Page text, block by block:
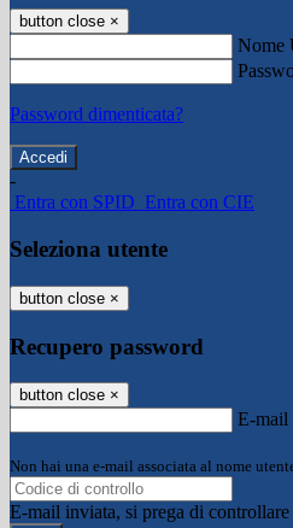
button close ×
Nome
Password dimenticata?
-
Entra con SPID Entra con CIE
Seleziona utente
button close ×
Recupero password
button close ×
E-mail
Non hai una e-mail associata al nome
E-mail inviata, si prega di